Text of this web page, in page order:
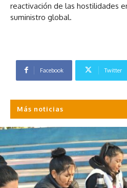
reactivación de las hostilidades
suministro global.
Facebook Twitter
Más noticias